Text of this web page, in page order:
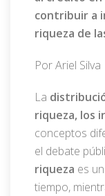
contribuir a
riqueza de
Por Ariel Silva
La
riqueza, los
conceptos
el debate
riqueza es un
tiempo,